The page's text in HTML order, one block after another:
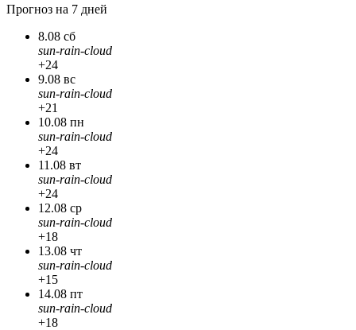
Прогноз на 7 дней
8.08 сб
sun-rain-cloud
+24
9.08 вс
sun-rain-cloud
+21
10.08 пн
sun-rain-cloud
+24
11.08 вт
sun-rain-cloud
+24
12.08 ср
sun-rain-cloud
+18
13.08 чт
sun-rain-cloud
+15
14.08 пт
sun-rain-cloud
+18